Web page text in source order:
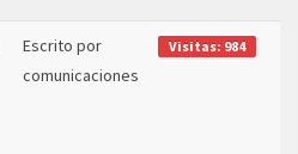
Escrito por
comunicaciones
Visitas: 984